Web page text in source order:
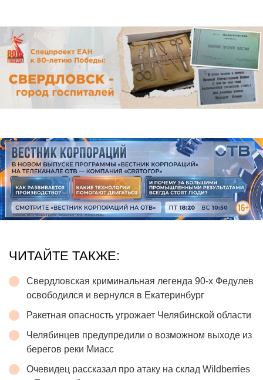
ЧИТАЙТЕ ТАКЖЕ:
Свердловская криминальная легенда 90-х Федулев
освободился и вернулся в Екатеринбург
Ракетная опасность угрожает Челябинской области
Челябинцев предупредили о возможном выходе из
берегов реки Миасс
Очевидец рассказал про атаку на склад Wildberries